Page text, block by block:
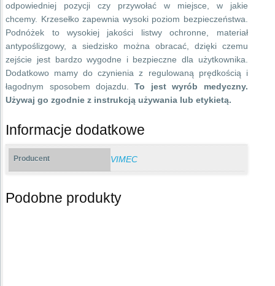
odpowiedniej pozycji czy przywołać w miejsce, w jakie
chcemy. Krzesełko zapewnia wysoki poziom bezpieczeństwa.
Podnóżek to wysokiej jakości listwy ochronne, materiał
antypoślizgowy, a siedzisko można obracać, dzięki czemu
zejście jest bardzo wygodne i bezpieczne dla użytkownika.
Dodatkowo mamy do czynienia z regulowaną prędkością i
łagodnym sposobem dojazdu.To jest wyrób medyczny.
Używaj go zgodnie z instrukcją używania lub etykietą.
Informacje dodatkowe
Producent VIMEC
Podobne produkty